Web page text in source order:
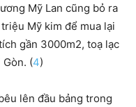
Mỹ Lan cũng bỏ ra
Mỹ kim để mua lại
gần 3000m2, toạ lạc
Gòn. (4)
lên đầu bảng trong